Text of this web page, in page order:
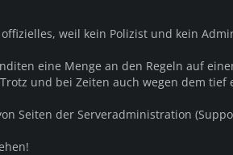
weil kein Polizist und kein
eine Menge an den Regeln auf
und bei Zeiten auch wegen dem
Seiten der Serveradministration